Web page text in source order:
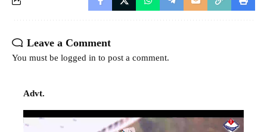
Leave a Comment
You must be logged in to post a comment.
Advt.
Video